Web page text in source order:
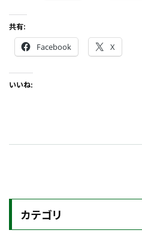
共有:
Facebook X
いいね:
カテゴリ